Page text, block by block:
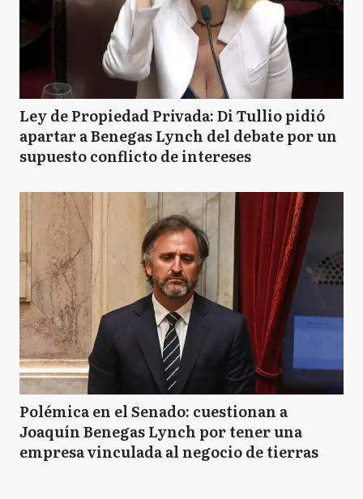
Ley de Propiedad Privada: Di Tullio pidió
apartar a Benegas Lynch del debate por un
supuesto conflicto de intereses
Polémica en el Senado: cuestionan a
Joaquín Benegas Lynch por tener una
empresa vinculada al negocio de tierras